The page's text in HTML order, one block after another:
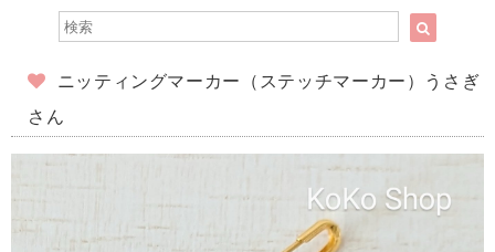
ニッティングマーカー（ステッチマーカー）うさぎ
さん